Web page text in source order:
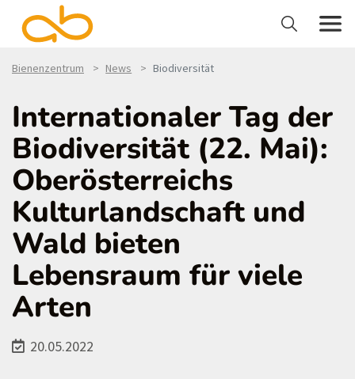
Bienenzentrum News Biodiversität
Internationaler Tag der
Biodiversität (22. Mai):
Oberösterreichs
Kulturlandschaft und
Wald bieten
Lebensraum für viele
Arten
20.05.2022